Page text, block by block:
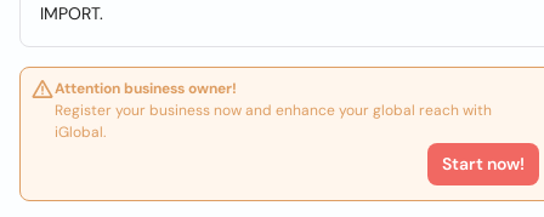
IMPORT.
Attention business owner!
Register your business now and enhance your global reach with
iGlobal.
Start now!